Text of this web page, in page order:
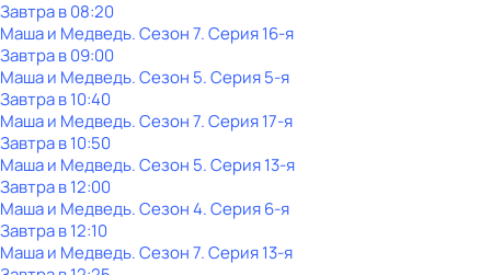
Завтра в 08:20
Маша и Медведь. Сезон 7. Серия 16-я
Завтра в 09:00
Маша и Медведь. Сезон 5. Серия 5-я
Завтра в 10:40
Маша и Медведь. Сезон 7. Серия 17-я
Завтра в 10:50
Маша и Медведь. Сезон 5. Серия 13-я
Завтра в 12:00
Маша и Медведь. Сезон 4. Серия 6-я
Завтра в 12:10
Маша и Медведь. Сезон 7. Серия 13-я